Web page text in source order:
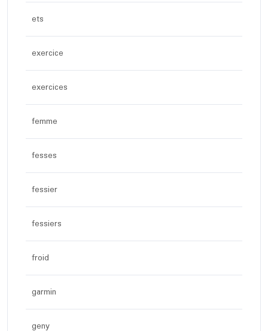
ets
exercice
exercices
femme
fesses
fessier
fessiers
froid
garmin
geny